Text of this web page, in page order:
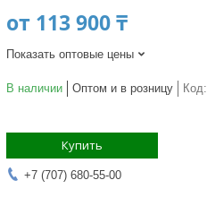
от 113 900 ₸
Показать оптовые цены
В наличии Оптом и в розницу Код:
Купить
+7 (707) 680-55-00